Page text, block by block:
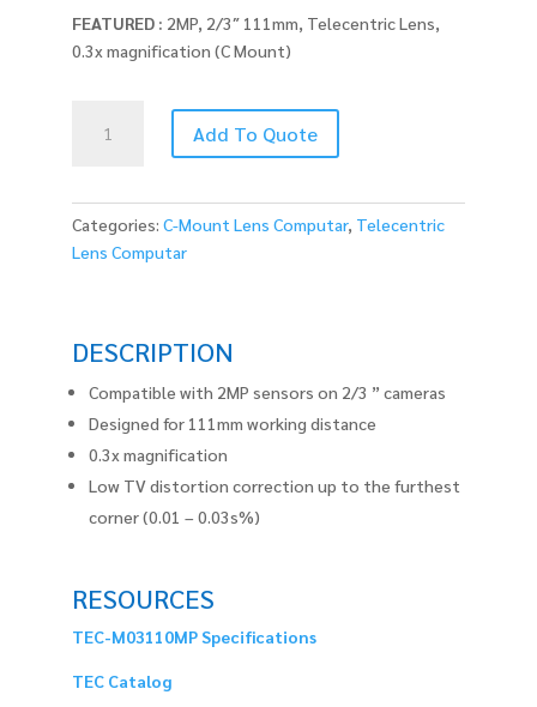
FEATURED : 2MP, 2/3″ 111mm, Telecentric Lens,
0.3x magnification (C Mount)
M03110MP
Add To Quote
Categories: C-Mount Lens Computar, Telecentric
Lens Computar
DESCRIPTION
Compatible with 2MP sensors on 2/3 ” cameras
Designed for 111mm working distance
0.3x magnification
Low TV distortion correction up to the furthest
corner (0.01 – 0.03s%)
RESOURCES
TEC-M03110MP Specifications
TEC Catalog